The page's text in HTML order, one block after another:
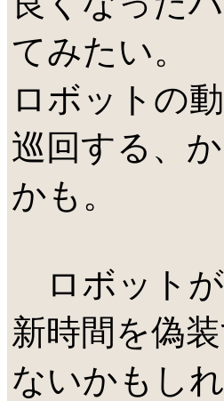
てみたい。
ロボットの
巡回する、
かも。
ロボットが
新時間を偽
ないかもしれ